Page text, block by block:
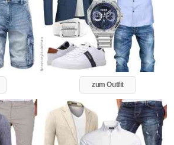
zum Outfit